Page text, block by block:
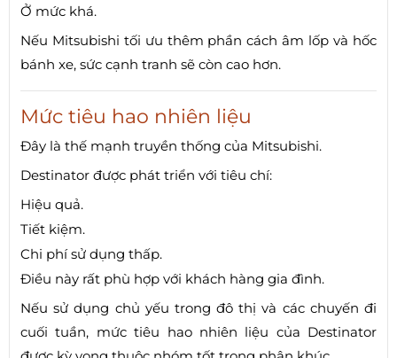
Ở mức khá.
Nếu Mitsubishi tối ưu thêm phần cách âm lốp và hốc
bánh xe, sức cạnh tranh sẽ còn cao hơn.
Mức tiêu hao nhiên liệu
Đây là thế mạnh truyền thống của Mitsubishi.
Destinator được phát triển với tiêu chí:
Hiệu quả.
Tiết kiệm.
Chi phí sử dụng thấp.
Điều này rất phù hợp với khách hàng gia đình.
Nếu sử dụng chủ yếu trong đô thị và các chuyến đi
cuối tuần, mức tiêu hao nhiên liệu của Destinator